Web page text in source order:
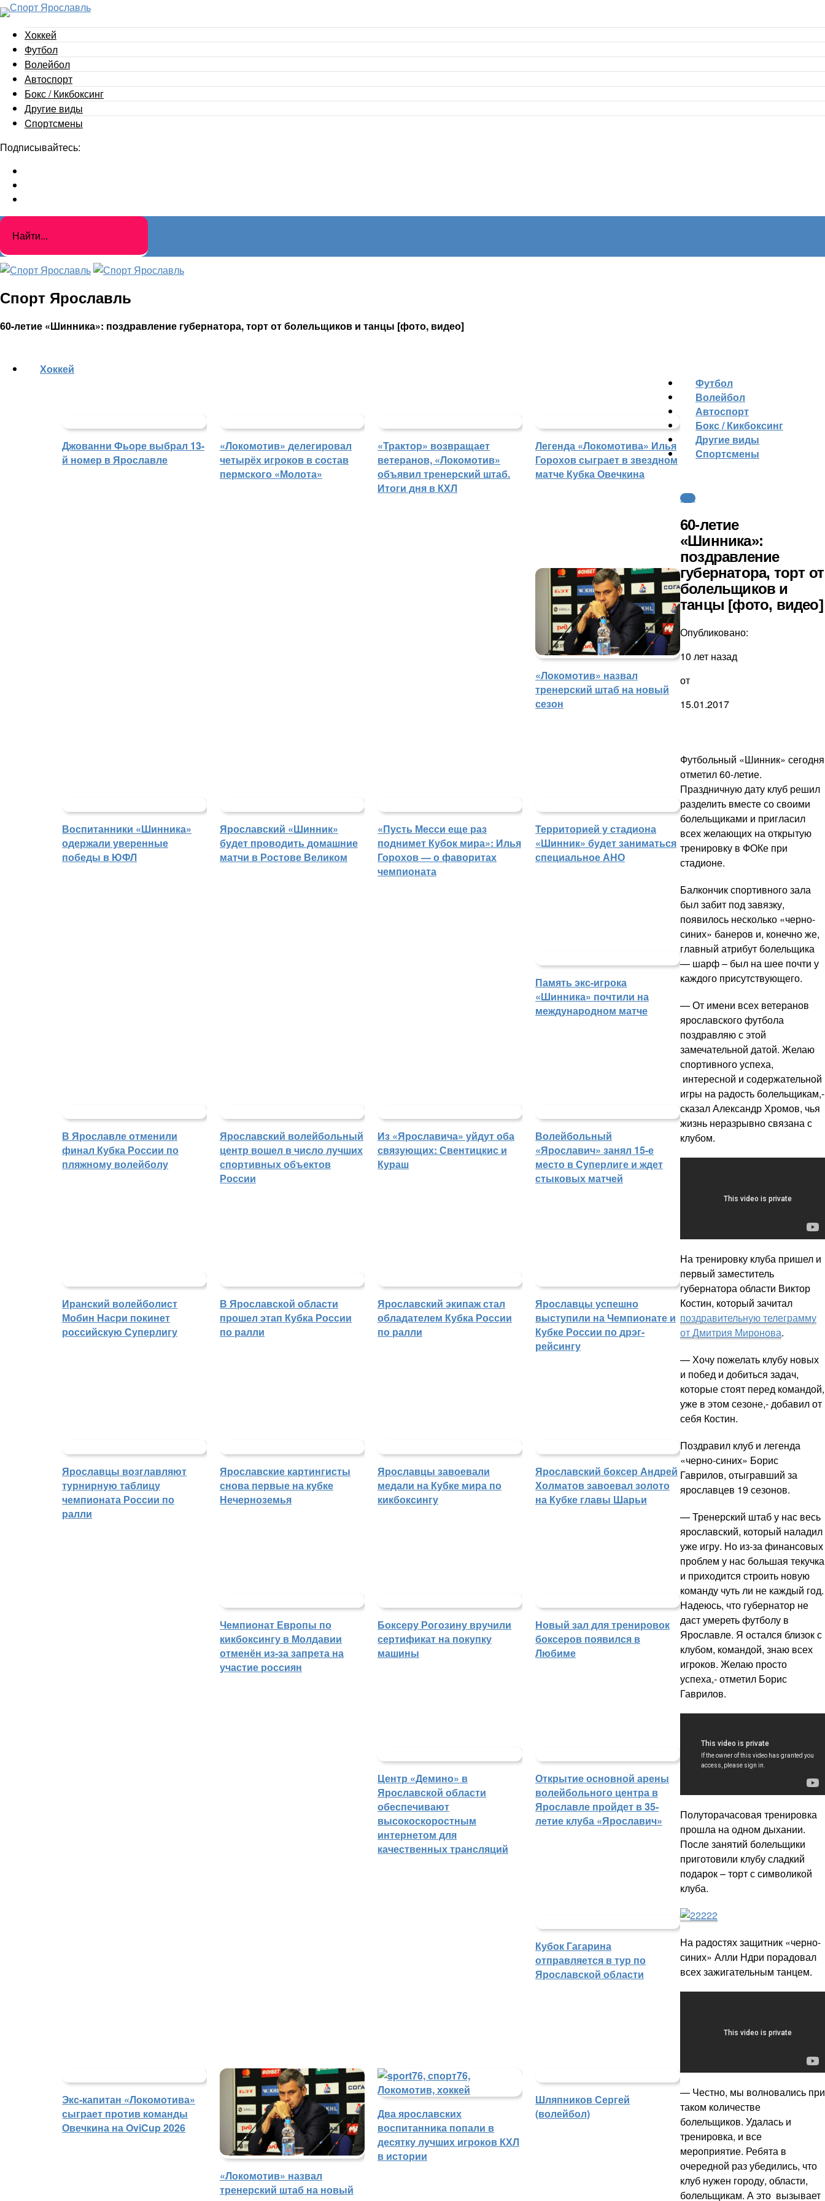
Хоккей
Футбол
Волейбол
Автоспорт
Бокс / Кикбоксинг
Другие виды
Cпортсмены
Подписывайтесь:
Спорт Ярославль
60-летие «Шинника»: поздравление губернатора, торт от болельщиков и танцы [фото, видео]
Хоккей
Джованни Фьоре выбрал 13-
й номер в Ярославле
«Локомотив» делегировал
четырёх игроков в состав
пермского «Молота»
«Трактор» возвращает
ветеранов, «Локомотив»
объявил тренерский штаб.
Итоги дня в КХЛ
Легенда «Локомотива» Илья
Горохов сыграет в звездном
матче Кубка Овечкина
«Локомотив» назвал
тренерский штаб на новый
сезон
Футбол
Воспитанники «Шинника»
одержали уверенные
победы в ЮФЛ
Ярославский «Шинник»
будет проводить домашние
матчи в Ростове Великом
«Пусть Месси еще раз
поднимет Кубок мира»: Илья
Горохов — о фаворитах
чемпионата
Территорией у стадиона
«Шинник» будет заниматься
специальное АНО
Память экс-игрока
«Шинника» почтили на
международном матче
Волейбол
В Ярославле отменили
финал Кубка России по
пляжному волейболу
Ярославский волейбольный
центр вошел в число лучших
спортивных объектов
России
Из «Ярославича» уйдут оба
связующих: Свентицкис и
Кураш
Волейбольный
«Ярославич» занял 15-е
место в Суперлиге и ждет
стыковых матчей
Иранский волейболист
Мобин Насри покинет
российскую Суперлигу
Автоспорт
В Ярославской области
прошел этап Кубка России
по ралли
Ярославский экипаж стал
обладателем Кубка России
по ралли
Ярославцы успешно
выступили на Чемпионате и
Кубке России по дрэг-
рейсингу
Ярославцы возглавляют
турнирную таблицу
чемпионата России по
ралли
Ярославские картингисты
снова первые на кубке
Нечерноземья
Бокс / Кикбоксинг
Ярославцы завоевали
медали на Кубке мира по
кикбоксингу
Ярославский боксер Андрей
Холматов завоевал золото
на Кубке главы Шарьи
Чемпионат Европы по
кикбоксингу в Молдавии
отменён из-за запрета на
участие россиян
Боксеру Рогозину вручили
сертификат на покупку
машины
Новый зал для тренировок
боксеров появился в
Любиме
Другие виды
Центр «Демино» в
Ярославской области
обеспечивают
высокоскоростным
интернетом для
качественных трансляций
Открытие основной арены
волейбольного центра в
Ярославле пройдет в 35-
летие клуба «Ярославич»
Кубок Гагарина
отправляется в тур по
Ярославской области
Экс-капитан «Локомотива»
сыграет против команды
Овечкина на OviCup 2026
«Локомотив» назвал
тренерский штаб на новый
Cпортсмены
Два ярославских
воспитанника попали в
десятку лучших игроков КХЛ
в истории
Шляпников Сергей
(волейбол)
ФНЛ
60-летие
«Шинника»:
поздравление
губернатора, торт от
болельщиков и
танцы [фото, видео]
Опубликовано:
10 лет назад
от
15.01.2017
Футбольный «Шинник» сегодня
отметил 60-летие.
Праздничную дату клуб решил
разделить вместе со своими
болельщиками и пригласил
всех желающих на открытую
тренировку в ФОКе при
стадионе.
Балкончик спортивного зала
был забит под завязку,
появилось несколько «черно-
синих» банеров и, конечно же,
главный атрибут болельщика
— шарф – был на шее почти у
каждого присутствующего.
— От имени всех ветеранов
ярославского футбола
поздравляю с этой
замечательной датой. Желаю
спортивного успеха,
интересной и содержательной
игры на радость болельщикам,-
сказал Александр Хромов, чья
жизнь неразрывно связана с
клубом.
На тренировку клуба пришел и
первый заместитель
губернатора области Виктор
Костин, который зачитал
поздравительную телеграмму
от Дмитрия Миронова.
— Хочу пожелать клубу новых
и побед и добиться задач,
которые стоят перед командой,
уже в этом сезоне,- добавил от
себя Костин.
Поздравил клуб и легенда
«черно-синих» Борис
Гаврилов, отыгравший за
ярославцев 19 сезонов.
— Тренерский штаб у нас весь
ярославский, который наладил
уже игру. Но из-за финансовых
проблем у нас большая текучка
и приходится строить новую
команду чуть ли не каждый год.
Надеюсь, что губернатор не
даст умереть футболу в
Ярославле. Я остался близок с
клубом, командой, знаю всех
игроков. Желаю просто
успеха,- отметил Борис
Гаврилов.
Полуторачасовая тренировка
прошла на одном дыхании.
После занятий болельщики
приготовили клубу сладкий
подарок – торт с символикой
клуба.
На радостях защитник «черно-
синих» Алли Ндри порадовал
всех зажигательным танцем.
— Честно, мы волновались при
таком количестве
болельщиков. Удалась и
тренировка, и все
мероприятие. Ребята в
очередной раз убедились, что
клуб нужен городу, области,
болельщикам. А это вызывает